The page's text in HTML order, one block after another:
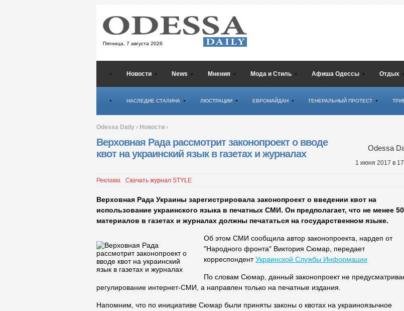
Пятница, 7 августа 2026
Новости News Мнения Мода и Стиль Афиша Одессы Отдых
НАСЛЕДИЕ СТАЛИНА ЛЮСТРАЦИИ ЕВРОМАЙДАН ГЕНЕРАЛЬНЫЙ ПРОТЕСТ
Odessa Daily › Новости ›
Верховная Рада рассмотрит законопроект о вводе
квот на украинский язык в газетах и журналах
Odessa
1 июня 2017 в
Реклама Скачать журнал STYLE
Верховная Рада Украины зарегистрировала законопроект о введении квот на
использование украинского языка в печатных СМИ. Он предполагает, что не менее
материалов в газетах и журналах должны печататься на государственном языке.
Об этом СМИ сообщила автор законопроекта, нардеп от
"Народного фронта" Виктория Сюмар, передает
корреспондентУкраинской Службы Информации
По словам Сюмар, данный законопроект не
регулирование интернет-СМИ, а направлен только на печатные издания.
Напомним, что по инициативе Сюмар были приняты законы о квотах на украиноязычное